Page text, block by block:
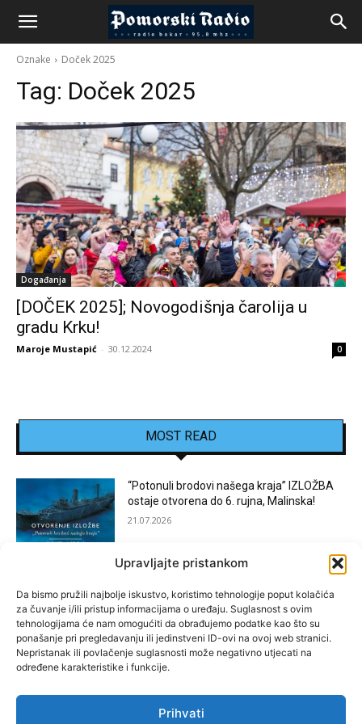
Upravljajte pristankom
Da bismo pružili najbolje iskustvo, koristimo tehnologije poput kolačića
za čuvanje i/ili pristup informacijama o uređaju. Suglasnost s ovim
tehnologijama će nam omogućiti da obrađujemo podatke kao što su
ponašanje pri pregledavanju ili jedinstveni ID-ovi na ovoj web stranici.
Nepristanak ili povlačenje suglasnosti može negativno utjecati na
određene karakteristike i funkcije.
Prihvati
Oznake Doček 2025
Tag: Doček 2025
Događanja
[DOČEK 2025]; Novogodišnja čarolija u
gradu Krku!
Maroje Mustapić - 30.12.2024 0
MOST READ
“Potonuli brodovi našega kraja” IZLOŽBA
ostaje otvorena do 6. rujna, Malinska!
21.07.2026
KOSTRENI”
15.07.2026
[BAKAR]: MARGARETINO LETO 2026!